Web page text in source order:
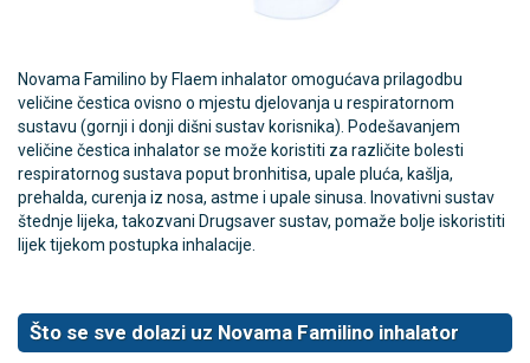
Novama Familino by Flaem inhalator omogućava prilagodbu
veličine čestica ovisno o mjestu djelovanja u respiratornom
sustavu (gornji i donji dišni sustav korisnika). Podešavanjem
veličine čestica inhalator se može koristiti za različite bolesti
respiratornog sustava poput bronhitisa, upale pluća, kašlja,
prehalda, curenja iz nosa, astme i upale sinusa.
Inovativni sustav
štednje lijeka, takozvani Drugsaver sustav, pomaže bolje iskoristiti
lijek tijekom postupka inhalacije.
Što se sve dolazi uz Novama Familino inhalator